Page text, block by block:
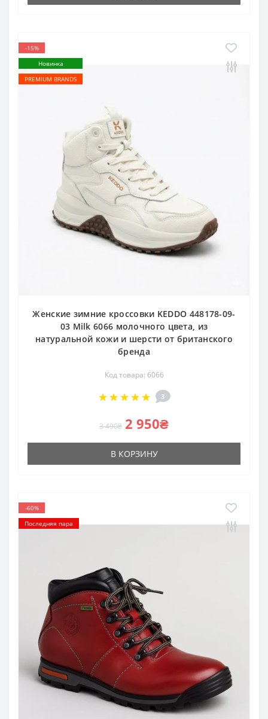
-15%
Новинка
PREMIUM BRANDS
Женские зимние кроссовки KEDDO 448178-09-
03 Milk 6066 молочного цвета, из
натуральной кожи и шерсти от британского
бренда
Код товара: 6066
3
3 490₴ 2 950₴
В КОРЗИНУ
-60%
Последняя пара